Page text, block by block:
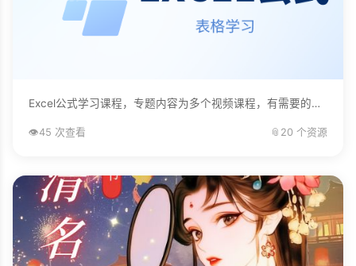
Excel公式学习课程，专题内容为多个视频课程，有需要的自己下载学习。...
👁️45 次查看 📎 20 个资源